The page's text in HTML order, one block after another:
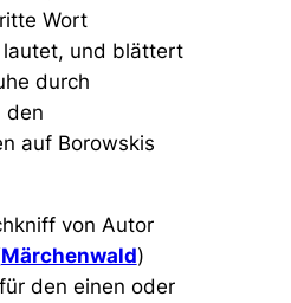
Wort
lautet, und blättert
durch
den
auf Borowskis
von Autor
Märchenwald)
den einen oder